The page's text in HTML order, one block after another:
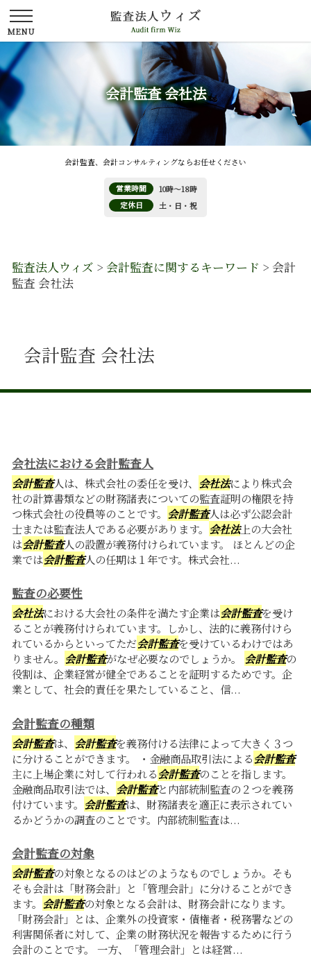
会計監査 会社法
会計監査、会計コンサルティングならお任せください
営業時間
10時～18時
定休日
土・日・祝
監査法人ウィズ > 会計監査に関するキーワード > 会計
監査 会社法
会計監査 会社法
会社法における会計監査人
会計監査人は、株式会社の委任を受け、 会社法により株式会
社の計算書類などの財務諸表についての監査証明の権限を持
つ株式会社の役員等のことです。 会計監査人は必ず公認会計
士または監査法人である必要があります。 会社法上の大会社
は会計監査人の設置が義務付けられています。 ほとんどの企
業では会計監査人の任期は１年です。株式会社...
監査の必要性
会社法における大会社の条件を満たす企業は会計監査を受け
ることが義務付けられています。しかし、法的に義務付けら
れているからといってただ会計監査を受けているわけではあ
りません。 会計監査がなぜ必要なのでしょうか。 会計監査の
役割は、企業経営が健全であることを証明するためです。企
業として、社会的責任を果たしていること、信...
会計監査の種類
会計監査は、 会計監査を義務付ける法律によって大きく３つ
に分けることができます。 ・金融商品取引法による会計監査
主に上場企業に対して行われる会計監査のことを指します。
金融商品取引法では、 会計監査と内部統制監査の２つを義務
付けています。 会計監査は、財務諸表を適正に表示されてい
るかどうかの調査のことです。内部統制監査は...
会計監査の対象
会計監査の対象となるのはどのようなものでしょうか。そも
そも会計は「財務会計」と「管理会計」に分けることができ
ます。 会計監査の対象となる会計は、財務会計になります。
「財務会計」とは、企業外の投資家・債権者・税務署などの
利害関係者に対して、企業の財務状況を報告するために行う
会計のことです。 一方、「管理会計」とは経営...